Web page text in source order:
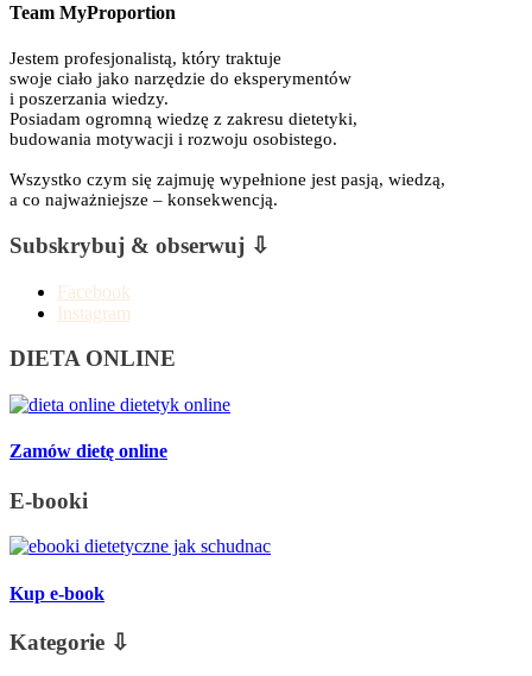
Team MyProportion
Jestem profesjonalistą, który traktuje
swoje ciało jako narzędzie do eksperymentów
i poszerzania wiedzy.
Posiadam ogromną wiedzę z zakresu dietetyki,
budowania motywacji i rozwoju osobistego.
Wszystko czym się zajmuję wypełnione jest pasją, wiedzą,
a co najważniejsze – konsekwencją.
Subskrybuj & obserwuj ⇩
Facebook
Instagram
DIETA ONLINE
Zamów dietę online
E-booki
Kup e-book
Kategorie ⇩